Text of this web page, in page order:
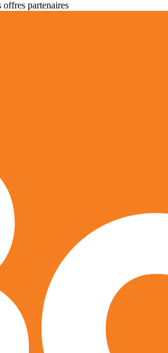
offres partenaires